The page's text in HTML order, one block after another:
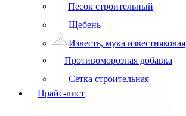
Песок строительный
Щебень
Известь, мука известняковая
Противоморозная добавка
Сетка строительная
Прайс-лист